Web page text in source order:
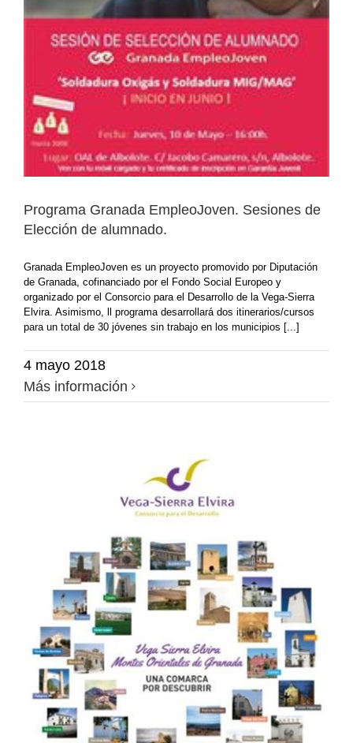
Programa Granada EmpleoJoven. Sesiones de
Elección de alumnado.
Granada EmpleoJoven es un proyecto promovido por Diputación
de Granada, cofinanciado por el Fondo Social Europeo y
organizado por el Consorcio para el Desarrollo de la Vega-Sierra
Elvira. Asimismo, ll programa desarrollará dos itinerarios/cursos
para un total de 30 jóvenes sin trabajo en los municipios [...]
4 mayo 2018
Más información